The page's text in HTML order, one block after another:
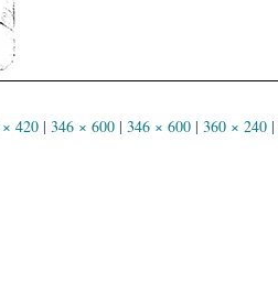
420 | 346 × 600 | 346 × 600 | 360 × 240 |